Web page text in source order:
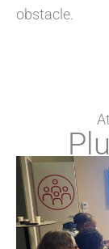
obstacle.